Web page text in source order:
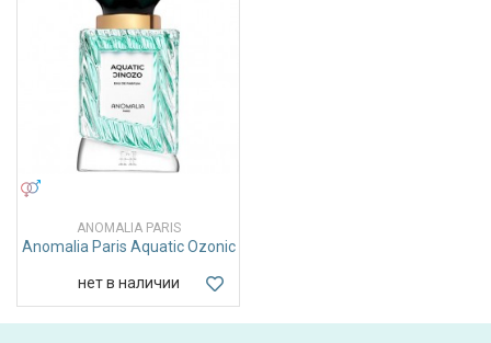
ANOMALIA PARIS
Anomalia Paris Aquatic Ozonic
нет в наличии